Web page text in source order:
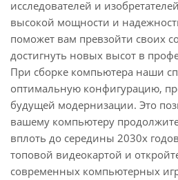
исследователей и
высокой мощности и
поможет вам превзойти своих
достигнуть новых высот в
При сборке компьютера наши
оптимальную конфигурацию,
будущей модернизации. Это
вашему компьютеру
вплоть до середины 2030х
топовой видеокартой и
современных компьютерных